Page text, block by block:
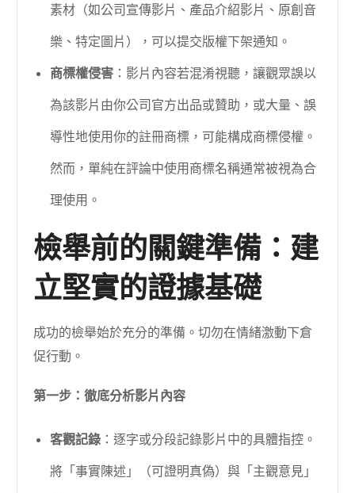
素材（如公司宣傳影片、產品介紹影片、原創音
樂、特定圖片），可以提交版權下架通知。
商標權侵害 ：影片內容若混淆視聽，讓觀眾誤以
為該影片由你公司官方出品或贊助，或大量、誤
導性地使用你的註冊商標，可能構成商標侵權。
然而，單純在評論中使用商標名稱通常被視為合
理使用。
檢舉前的關鍵準備：建
立堅實的證據基礎
成功的檢舉始於充分的準備。切勿在情緒激動下倉
促行動。
第一步：徹底分析影片內容
客觀記錄 ：逐字或分段記錄影片中的具體指控。
將「事實陳述」（可證明真偽）與「主觀意見」